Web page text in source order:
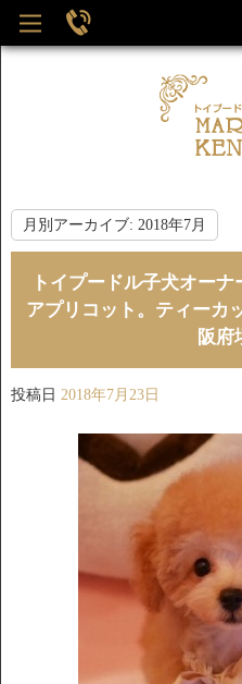
月別アーカイブ: 2018年7月
トイプードル子犬オー
アプリコット。ティーカ
阪府
投稿日 2018年7月23日